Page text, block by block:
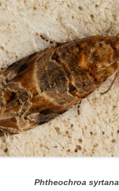
Phtheochroa syrtana